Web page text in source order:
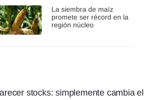
La siembra de maíz
promete ser récord en la
región núcleo
stocks: simplemente cambia el